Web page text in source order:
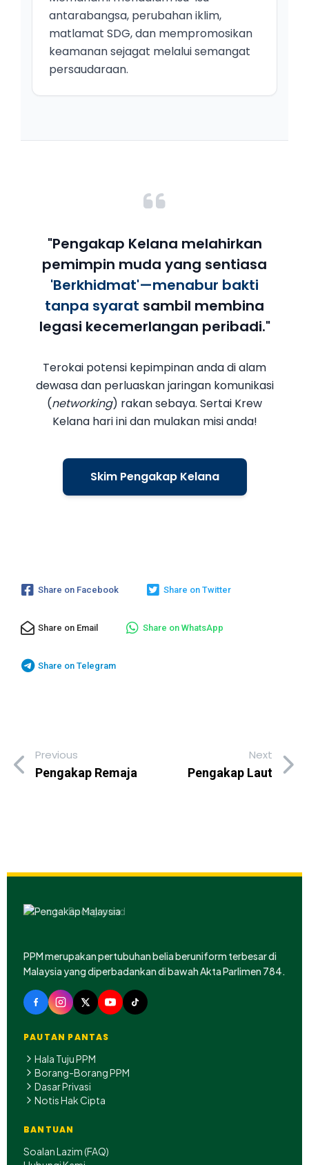
antarabangsa, perubahan iklim,
matlamat SDG, dan mempromosikan
keamanan sejagat melalui semangat
persaudaraan.
"Pengakap Kelana melahirkan
pemimpin muda yang sentiasa
'Berkhidmat'—menabur bakti
tanpa syarat sambil membina
legasi kecemerlangan peribadi."
Terokai potensi kepimpinan anda di alam
dewasa dan perluaskan jaringan komunikasi
(networking) rakan sebaya. Sertai Krew
Kelana hari ini dan mulakan misi anda!
Skim Pengakap Kelana
Share on Facebook Share on Twitter
Share on Email Share on WhatsApp
Share on Telegram
Previous
Pengakap Remaja
Next
Pengakap Laut
PPM merupakan pertubuhan belia beruniform terbesar di
Malaysia yang diperbadankan di bawah Akta Parlimen 784.
PAUTAN PANTAS
Hala Tuju PPM
Borang-Borang PPM
Dasar Privasi
Notis Hak Cipta
BANTUAN
Soalan Lazim (FAQ)